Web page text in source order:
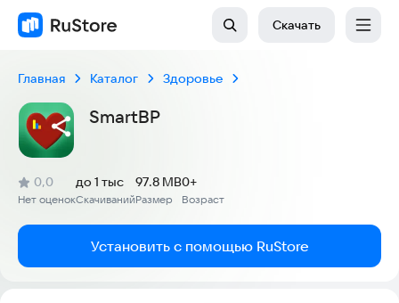
Скачать
Главная Каталог Здоровье
SmartBP
Рейтинг:
0,0
(
Нет оценок
)
Скачиваний
до 1 тыс
Размер
97.8 MB
Возраст
0+
Установить с помощью RuStore